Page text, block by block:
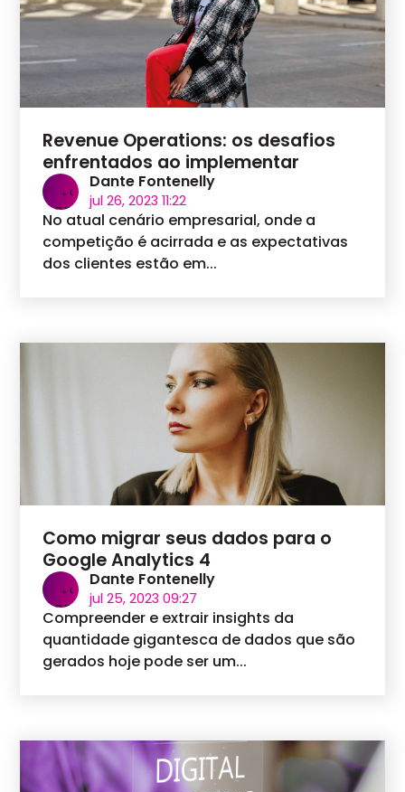
Revenue Operations: os desafios
enfrentados ao implementar
Dante Fontenelly
jul 26, 2023 11:22
No atual cenário empresarial, onde a
competição é acirrada e as expectativas
dos clientes estão em...
Como migrar seus dados para o
Google Analytics 4
Dante Fontenelly
jul 25, 2023 09:27
Compreender e extrair insights da
quantidade gigantesca de dados que são
gerados hoje pode ser um...